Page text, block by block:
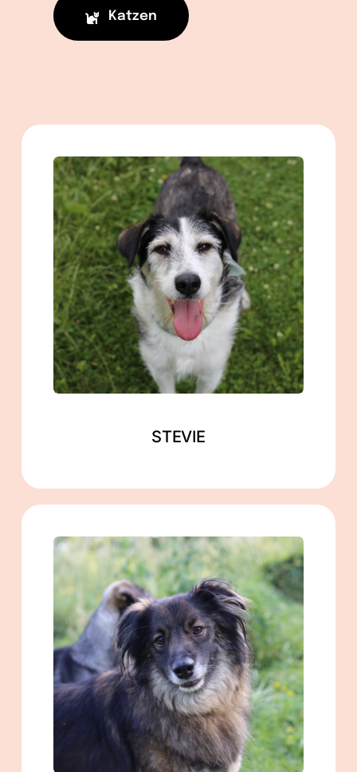
Katzen
männlich
geb. ca. 02/2020
ca. 57 cm
in Berlin
Mehr lesen
STEVIE
männlich
geb. ca. 11/2019
ca. 48 cm
in Zahna-Elster
Mehr lesen